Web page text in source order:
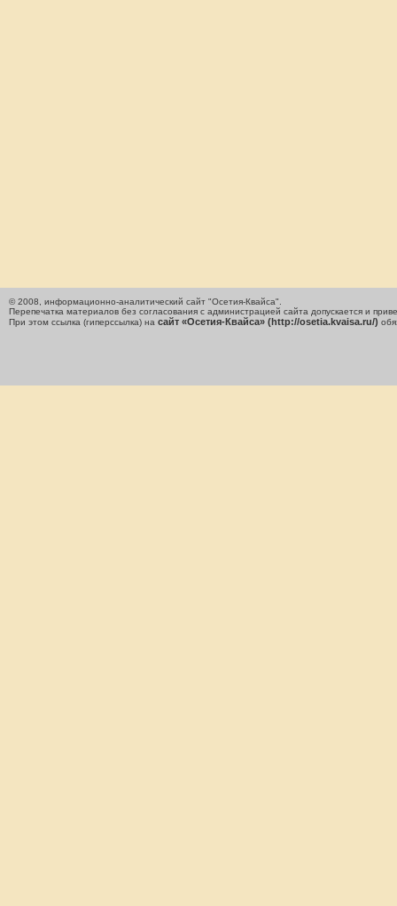
© 2008, информационно-аналитический сайт "Осетия-Квайса".
Перепечатка материалов без согласования с администрацией сайта допускается и
При этом ссылка (гиперссылка) на сайт «Осетия-Квайса» (http://osetia.kvaisa.ru/)